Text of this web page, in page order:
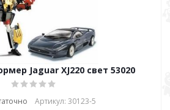
Jaguar XJ220 свет 53020
Артикул: 30123-5